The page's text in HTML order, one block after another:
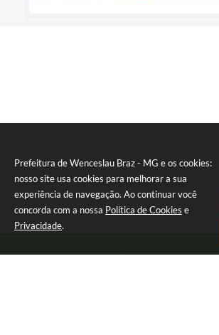
Prefeitura de Wenceslau Braz - MG e os cookies:
nosso site usa cookies para melhorar a sua
experiência de navegação. Ao continuar você
concorda com a nossa Política de Cookies e
Privacidade.
Telefone: (35) 99971-1768